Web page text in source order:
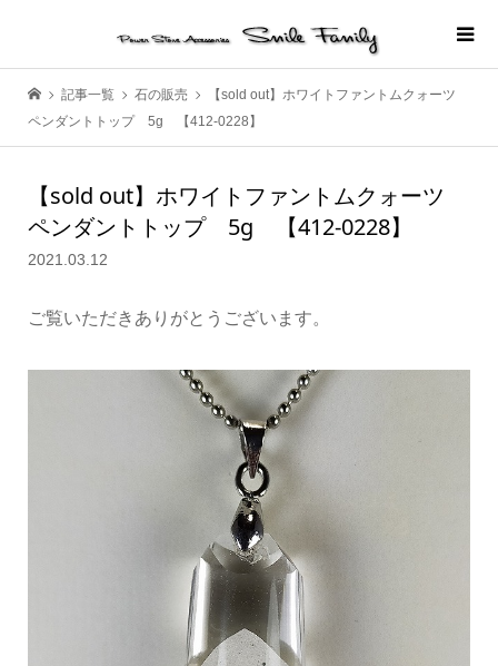
記事一覧 石の販売
【sold out】ホワイトファントムクォーツ
ペンダントトップ 5g 【412-0228】
【sold out】ホワイトファントムクォーツ
ペンダントトップ 5g 【412-0228】
2021.03.12
ご覧いただきありがとうございます。